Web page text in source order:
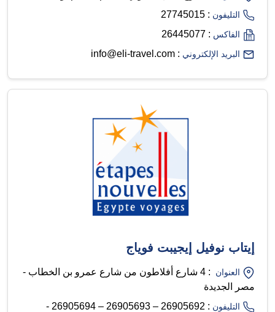
التليفون : 27745015
الفاكس : 26445077
البريد الإلكتروني : info@eli-travel.com
إيتاب نوفيل إيجيبت فوياج
العنوان
: 4 شارع أفلاطون من شارع عمرو بن الخطاب -
مصر الجديدة
التليفون
: 26905692 – 26905693 – 26905694 -